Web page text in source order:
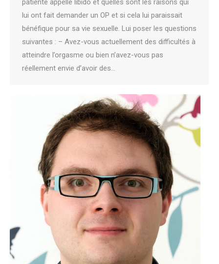
patiente appelle libido et quelles sont les raisons qui
lui ont fait demander un OP et si cela lui paraissait
bénéfique pour sa vie sexuelle. Lui poser les questions
suivantes : – Avez-vous actuellement des difficultés à
atteindre l’orgasme ou bien n’avez-vous pas
réellement envie d’avoir des…